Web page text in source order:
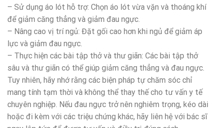
– Sử dụng áo lót hỗ trợ: Chọn áo lót vừa vặn và thoáng khí
để giảm căng thẳng và giảm đau ngực.
– Nâng cao vị trí ngủ: Đặt gối cao hơn khi ngủ để giảm áp
lực và giảm đau ngực.
– Thực hiện các bài tập thở và thư giãn: Các bài tập thở
sâu và thư giãn có thể giúp giảm căng thẳng và đau ngực.
Tuy nhiên, hãy nhớ rằng các biện pháp tự chăm sóc chỉ
mang tính tạm thời và không thể thay thế cho tư vấn y tế
chuyên nghiệp. Nếu đau ngực trở nên nghiêm trọng, kéo dài
hoặc đi kèm với các triệu chứng khác, hãy liên hệ với bác sĩ